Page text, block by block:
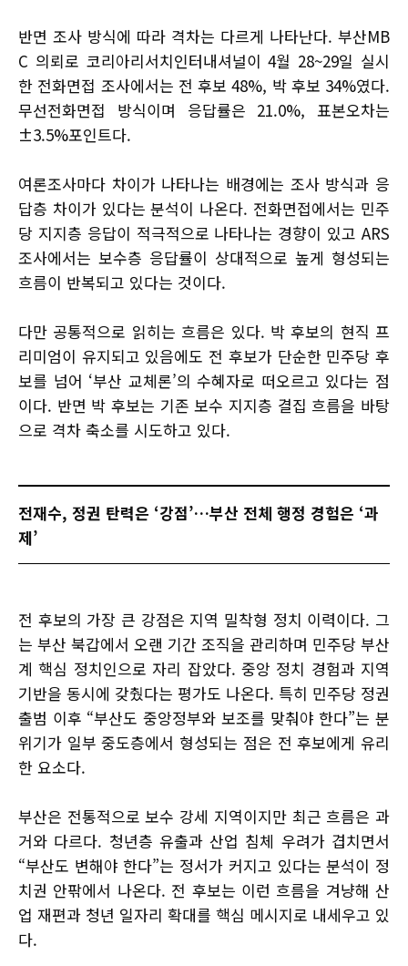
반면 조사 방식에 따라 격차는 다르게 나타난다. 부산MB
C 의뢰로 코리아리서치인터내셔널이 4월 28~29일 실시
한 전화면접 조사에서는 전 후보 48%, 박 후보 34%였다.
무선전화면접 방식이며 응답률은 21.0%, 표본오차는
±3.5%포인트다.
여론조사마다 차이가 나타나는 배경에는 조사 방식과 응
답층 차이가 있다는 분석이 나온다. 전화면접에서는 민주
당 지지층 응답이 적극적으로 나타나는 경향이 있고 ARS
조사에서는 보수층 응답률이 상대적으로 높게 형성되는
흐름이 반복되고 있다는 것이다.
다만 공통적으로 읽히는 흐름은 있다. 박 후보의 현직 프
리미엄이 유지되고 있음에도 전 후보가 단순한 민주당 후
보를 넘어 ‘부산 교체론’의 수혜자로 떠오르고 있다는 점
이다. 반면 박 후보는 기존 보수 지지층 결집 흐름을 바탕
으로 격차 축소를 시도하고 있다.
전재수, 정권 탄력은 ‘강점’…부산 전체 행정 경험은 ‘과
제’
전 후보의 가장 큰 강점은 지역 밀착형 정치 이력이다. 그
는 부산 북갑에서 오랜 기간 조직을 관리하며 민주당 부산
계 핵심 정치인으로 자리 잡았다. 중앙 정치 경험과 지역
기반을 동시에 갖췄다는 평가도 나온다. 특히 민주당 정권
출범 이후 “부산도 중앙정부와 보조를 맞춰야 한다”는 분
위기가 일부 중도층에서 형성되는 점은 전 후보에게 유리
한 요소다.
부산은 전통적으로 보수 강세 지역이지만 최근 흐름은 과
거와 다르다. 청년층 유출과 산업 침체 우려가 겹치면서
“부산도 변해야 한다”는 정서가 커지고 있다는 분석이 정
치권 안팎에서 나온다. 전 후보는 이런 흐름을 겨냥해 산
업 재편과 청년 일자리 확대를 핵심 메시지로 내세우고 있
다.